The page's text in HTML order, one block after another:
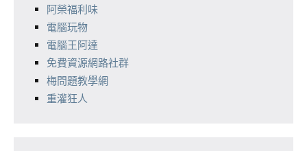
阿榮福利味
電腦玩物
電腦王阿達
免費資源網路社群
梅問題教學網
重灌狂人